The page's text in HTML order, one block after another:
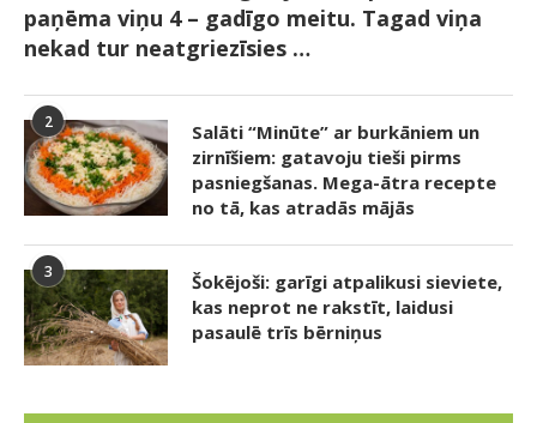
paņēma viņu 4 – gadīgo meitu. Tagad viņa
nekad tur neatgriezīsies …
2
Salāti “Minūte” ar burkāniem un
zirnīšiem: gatavoju tieši pirms
pasniegšanas. Mega-ātra recepte
no tā, kas atradās mājās
3
Šokējoši: garīgi atpalikusi sieviete,
kas neprot ne rakstīt, laidusi
pasaulē trīs bērniņus